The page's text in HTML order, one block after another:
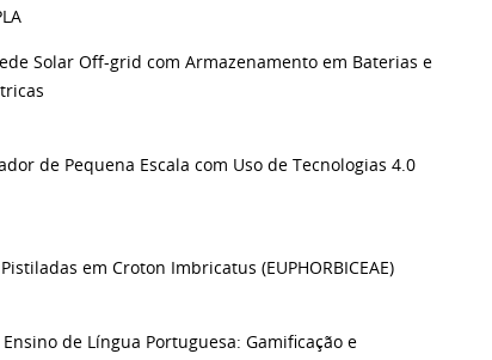
Solar Off-grid com Armazenamento em Baterias e
de Pequena Escala com Uso de Tecnologias 4.0
em Croton Imbricatus (EUPHORBICEAE)
de Língua Portuguesa: Gamificação e